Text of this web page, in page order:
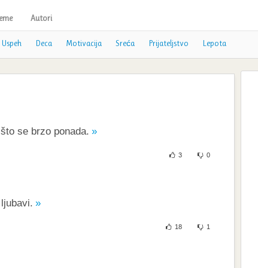
Autori
Uspeh Deca Motivacija Sreća Prijateljstvo Lepota
se brzo ponada.
3 0
18 1